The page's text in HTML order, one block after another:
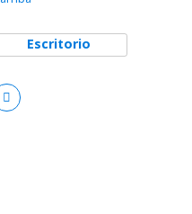
Escritorio